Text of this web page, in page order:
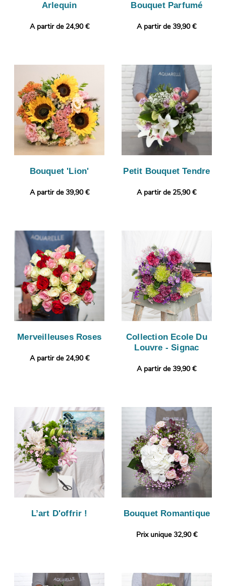
Arlequin
A partir de 24,90 €
Bouquet Parfumé
A partir de 39,90 €
Bouquet 'Lion'
A partir de 39,90 €
Petit Bouquet Tendre
A partir de 25,90 €
Merveilleuses Roses
A partir de 24,90 €
Collection Ecole Du
Louvre - Signac
A partir de 39,90 €
L’art D'offrir ! Bouquet Romantique
Prix unique 32,90 €